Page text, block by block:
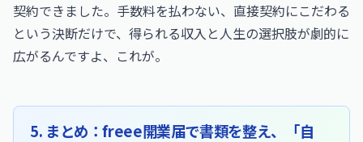
契約できました。手数料を払わない、直接契約にこだわる
という決断だけで、得られる収入と人生の選択肢が劇的に
広がるんですよ、これが。
5. まとめ：freee開業届で書類を整え、「自